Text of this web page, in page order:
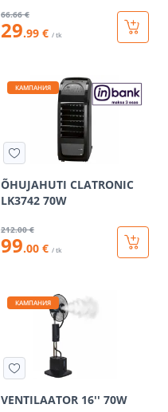
66.66 €
29.99 € / tk
КАМПАНИЯ
ÕHUJAHUTI CLATRONIC
LK3742 70W
212.00 €
99.00 € / tk
КАМПАНИЯ
VENTILAATOR 16'' 70W